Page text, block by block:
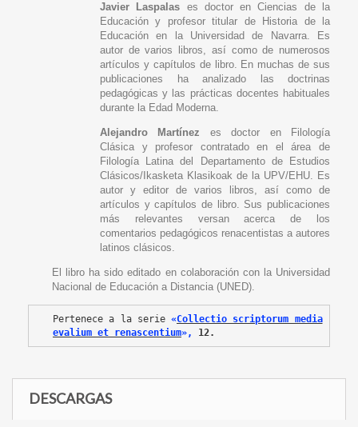
Javier Laspalas es doctor en Ciencias de la
Educación y profesor titular de Historia de la
Educación en la Universidad de Navarra. Es
autor de varios libros, así como de numerosos
artículos y capítulos de libro. En muchas de sus
publicaciones ha analizado las doctrinas
pedagógicas y las prácticas docentes habituales
durante la Edad Moderna.
Alejandro Martínez es doctor en Filología
Clásica y profesor contratado en el área de
Filología Latina del Departamento de Estudios
Clásicos/Ikasketa Klasikoak de la UPV/EHU. Es
autor y editor de varios libros, así como de
artículos y capítulos de libro. Sus publicaciones
más relevantes versan acerca de los
comentarios pedagógicos renacentistas a autores
latinos clásicos.
El libro ha sido editado en colaboración con la Universidad
Nacional de Educación a Distancia (UNED).
Pertenece a la serie «Collectio scriptorum media
evalium et renascentium», 12.
DESCARGAS